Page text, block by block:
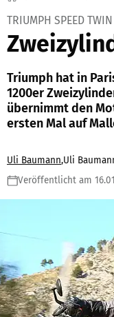
TRIUMPH SPEED
Triumph hat in
1200er
übernimmt den
ersten Mal auf
Uli Baumann,Uli
Veröffentlicht am